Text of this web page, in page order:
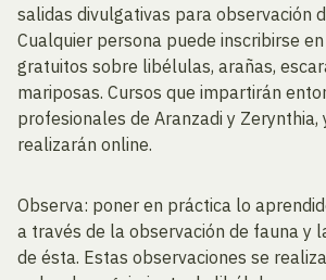
salidas divulgativas para observación
Cualquier persona puede inscribirse
gratuitos sobre libélulas, arañas,
mariposas. Cursos que impartirán
profesionales de Aranzadi y Zerynthia,
realizarán online.
Observa: poner en práctica lo
a través de la observación de fauna y
de ésta. Estas observaciones se